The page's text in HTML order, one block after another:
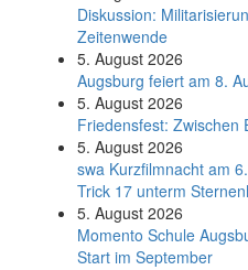
Diskussion:
Zeitenwende
5. August 2026
Augsburg feiert am 8.
5. August 2026
Friedensfest: Zwischen
5. August 2026
swa Kurz­film­nacht am
Trick 17 unterm
5. August 2026
Momento Schule
Start im September